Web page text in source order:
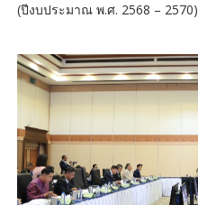
(ปีงบประมาณ พ.ศ. 2568 – 2570)